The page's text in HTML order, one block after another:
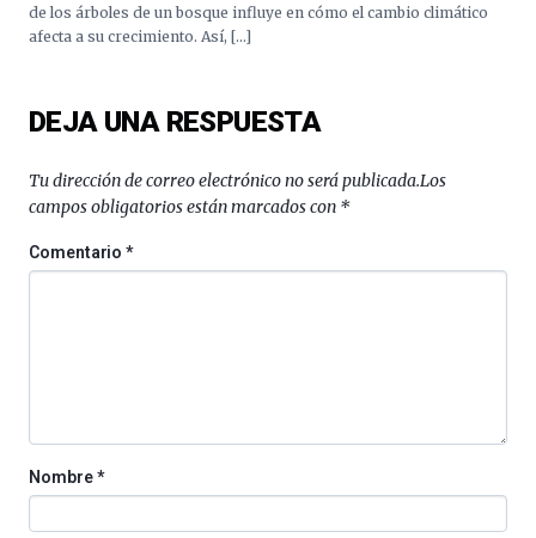
de los árboles de un bosque influye en cómo el cambio climático
afecta a su crecimiento. Así, […]
DEJA UNA RESPUESTA
Tu dirección de correo electrónico no será publicada.Los
campos obligatorios están marcados con *
Comentario*
Nombre*